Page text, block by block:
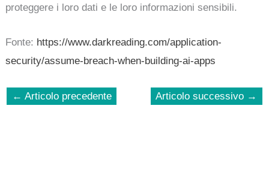
proteggere i loro dati e le loro informazioni sensibili.
Fonte: https://www.darkreading.com/application-
security/assume-breach-when-building-ai-apps
← Articolo precedente Articolo successivo →